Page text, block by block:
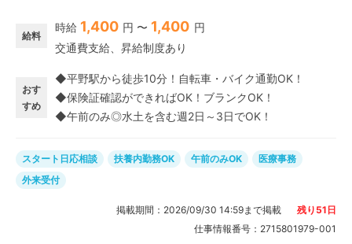
迎です◎ ブランクがある方も、丁寧なOJTがあるので安
心してスタートできますよ。 扶養内OK◎水曜・土曜+1
ご家庭やプライベートとの両立はもちろん、副業にもぴ
ったりの派遣パート求人です♪
給料
時給 1,400 円 〜 1,400 円
交通費支給、昇給制度あり
おす
すめ
◆平野駅から徒歩10分！自転車・バイク通勤OK！
◆保険証確認ができればOK！ブランクOK！
◆午前のみ◎水土を含む週2日～3日でOK！
スタート日応相談 扶養内勤務OK 午前のみOK
医療事務
外来受付
掲載期間： 2026/09/30 14:59まで掲載 残り 51 日
仕事情報番号： 2715801979-001